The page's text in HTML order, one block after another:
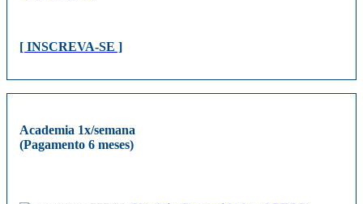
[ INSCREVA-SE ]
Academia 1x/semana
(Pagamento 6 meses)